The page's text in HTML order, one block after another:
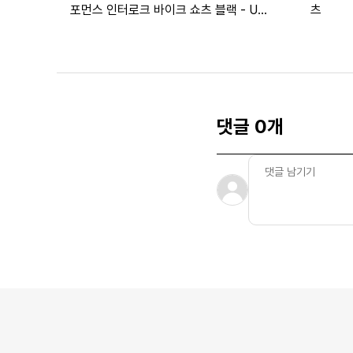
포먼스 인터로크 바이크 쇼츠 블랙 - US
츠
댓글 0개